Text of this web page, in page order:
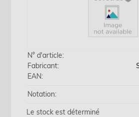
N° d'article:
Fabricant:
EAN:
Notation:
Le stock est déterminé